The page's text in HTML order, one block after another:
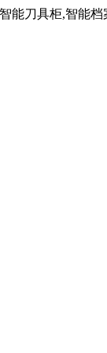
能刀具柜,智能